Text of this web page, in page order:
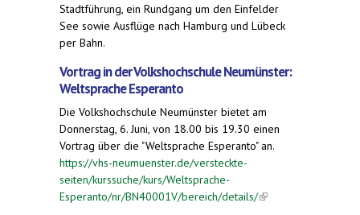
Stadtführung, ein Rundgang um den Einfelder
See sowie Ausflüge nach Hamburg und Lübeck
per Bahn.
Vortrag in der Volkshochschule Neumünster:
Weltsprache Esperanto
Die Volkshochschule Neumünster bietet am
Donnerstag, 6. Juni, von 18.00 bis 19.30 einen
Vortrag über die "Weltsprache Esperanto" an.
https://vhs-neumuenster.de/versteckte-
seiten/kurssuche/kurs/Weltsprache-
Esperanto/nr/BN40001V/bereich/details/(link is